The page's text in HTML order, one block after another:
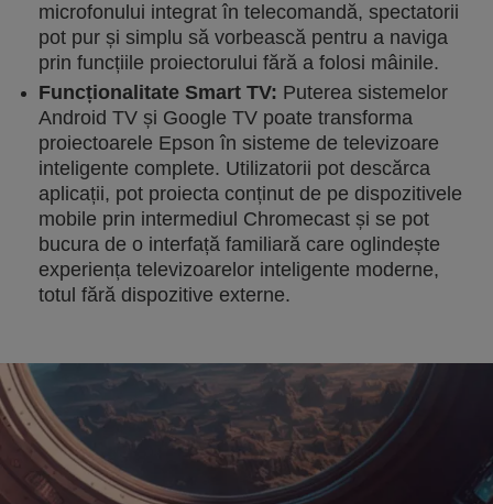
microfonului integrat în telecomandă, spectatorii
pot pur și simplu să vorbească pentru a naviga
prin funcțiile proiectorului fără a folosi mâinile.
Funcționalitate Smart TV: Puterea sistemelor
Android TV și Google TV poate transforma
proiectoarele Epson în sisteme de televizoare
inteligente complete. Utilizatorii pot descărca
aplicații, pot proiecta conținut de pe dispozitivele
mobile prin intermediul Chromecast și se pot
bucura de o interfață familiară care oglindește
experiența televizoarelor inteligente moderne,
totul fără dispozitive externe.